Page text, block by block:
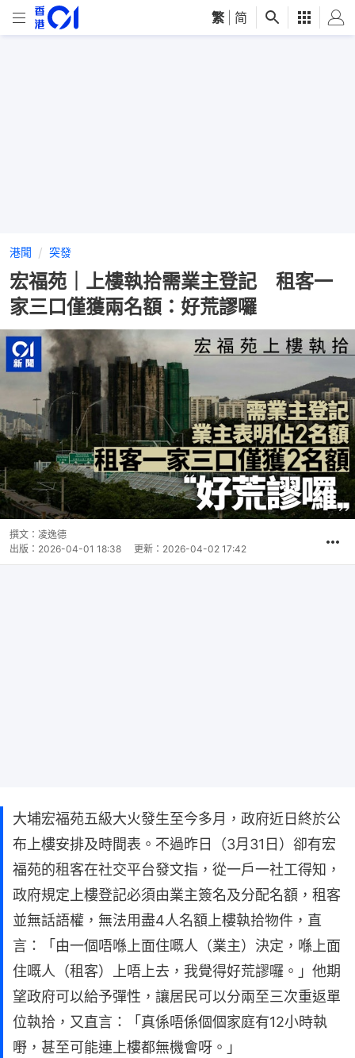
繁 简
港聞 突發
宏福苑｜上樓執拾需業主登記 租客一
家三口僅獲兩名額：好荒謬囉
撰文： 凌逸德
出版： 2026-04-01 18:38 更新： 2026-04-02 17:42
大埔宏福苑五級大火發生至今多月，政府近日終於公
布上樓安排及時間表。不過昨日（3月31日）卻有宏
福苑的租客在社交平台發文指，從一戶一社工得知，
政府規定上樓登記必須由業主簽名及分配名額，租客
並無話語權，無法用盡4人名額上樓執拾物件，直
言：「由一個唔喺上面住嘅人（業主）決定，喺上面
住嘅人（租客）上唔上去，我覺得好荒謬囉。」他期
望政府可以給予彈性，讓居民可以分兩至三次重返單
位執拾，又直言：「真係唔係個個家庭有12小時執
嘢，甚至可能連上樓都無機會呀。」